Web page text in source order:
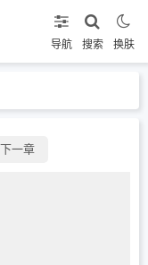
导航 搜索 换肤
下一章